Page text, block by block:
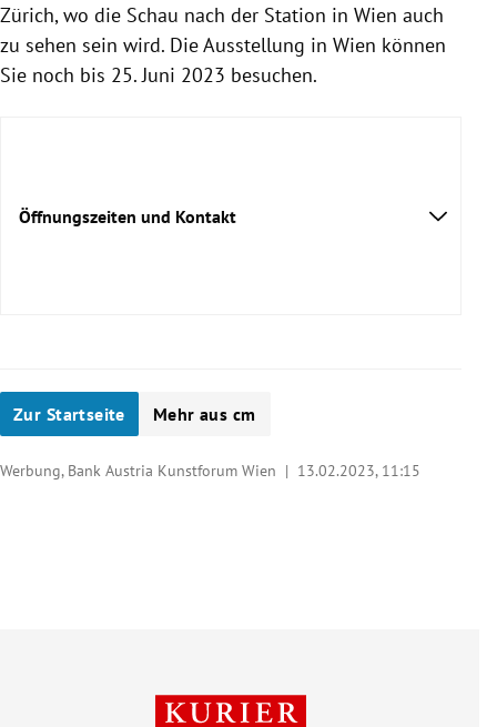
Zürich, wo die Schau nach der Station in Wien auch
zu sehen sein wird. Die Ausstellung in Wien können
Sie noch bis 25. Juni 2023 besuchen.
Öffnungszeiten und Kontakt
Zur Startseite Mehr aus cm
Werbung, Bank Austria Kunstforum Wien | 13.02.2023, 11:15